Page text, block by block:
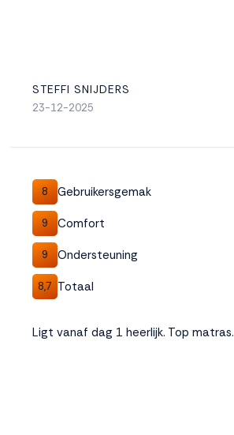
STEFFI SNIJDERS
23-12-2025
8 Gebruikersgemak
9 Comfort
9 Ondersteuning
8,7 Totaal
Ligt vanaf dag 1 heerlijk. Top matras.